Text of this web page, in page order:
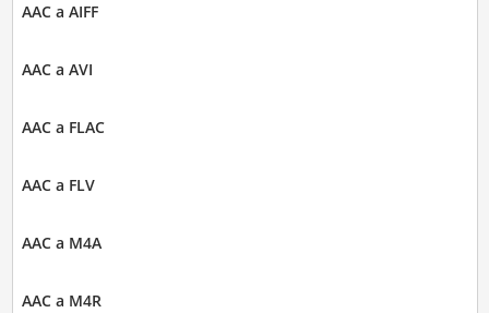
AAC a AIFF
AAC a AVI
AAC a FLAC
AAC a FLV
AAC a M4A
AAC a M4R